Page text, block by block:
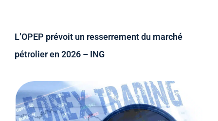
L’OPEP prévoit un resserrement du marché
pétrolier en 2026 – ING